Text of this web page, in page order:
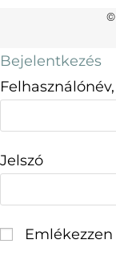
©
Bejelentkezés
Jelszó